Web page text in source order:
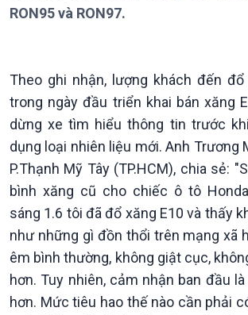
Chính trị
Tin Chính trị
Chính phủ với người dân
Quốc hội với cử tri
Xây dựng đảng
Đảng trong cuộc sống
Nhận diện sự thật
Pháp luật và đời sống
Thế giới
Tin thế
Vấn đề
Hồ sơ sự
Thế giới
Biên
bền
RON95 và RON97.
Theo ghi nhận, lượng khách đến
trong ngày đầu triển khai bán xăng
dừng xe tìm hiểu thông tin trước
dụng loại nhiên liệu mới. Anh Trương
P.Thạnh Mỹ Tây (TP.HCM), chia sẻ:
bình xăng cũ cho chiếc ô tô
sáng 1.6 tôi đã đổ xăng E10 và thấy
như những gì đồn thổi trên mạng xã
êm bình thường, không giật cục,
hơn. Tuy nhiên, cảm nhận ban đầu
hơn. Mức tiêu hao thế nào cần phải